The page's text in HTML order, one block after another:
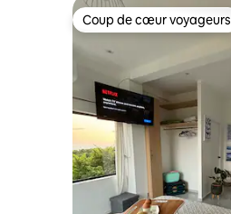
Coup de cœur voyageurs
Coup de cœur voyageurs